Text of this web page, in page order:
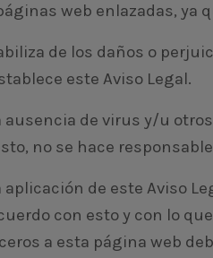
web enlazadas, ya
de los daños o
este Aviso Legal.
ausencia de virus y/u
no se hace
de este Aviso
con esto y con lo
a esta página web